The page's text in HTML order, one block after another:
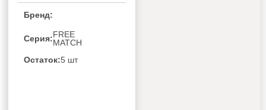
PREMIUM DESIGN
FREE MATCH DC
AMS-
12UR4SVETG67(R)
Бренд:
Серия:FREE
MATCH
Остаток:5 шт